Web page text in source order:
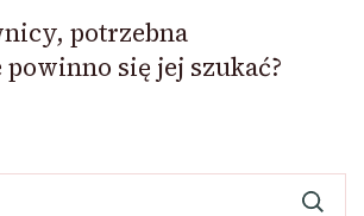
potrzebna
się jej szukać?